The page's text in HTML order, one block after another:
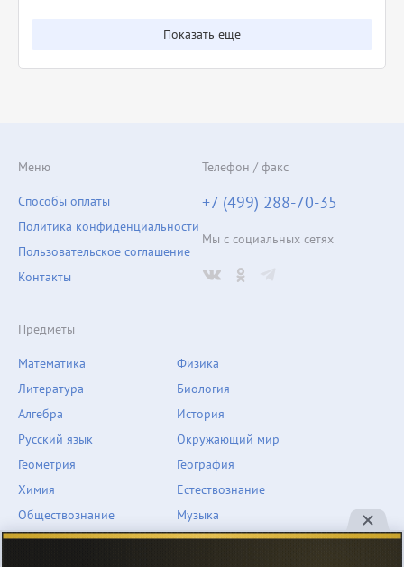
Показать еще
Предметы
Математика
Литература
Алгебра
Русский язык
Геометрия
Химия
Физика
Биология
История
Окружающий мир
География
Естествознание
Обществознание
Английский язык
Музыка
ОБЖ
Меню
Способы оплаты
Политика конфиденциальности
Пользовательское соглашение
Контакты
Телефон / факс
+7 (499) 288-70-35
Мы с социальных сетях